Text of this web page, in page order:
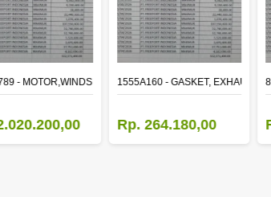
- MOTOR,WINDSHIELD WIPER1555A160 - GASKET, EXHAUST
Rp. 264.180,00